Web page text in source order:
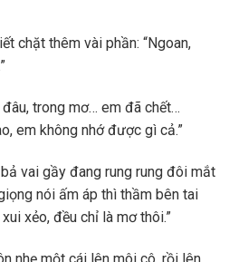
chặt thêm vài phần: “Ngoan,
đâu, trong mơ… em đã chết…
em không nhớ được gì cả.”
vai gầy đang rung rung đôi mắt
nói ấm áp thì thầm bên tai
xẻo, đều chỉ là mơ thôi.”